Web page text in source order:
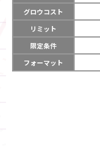
グロウコスト
リミット
限定条件
フォーマット